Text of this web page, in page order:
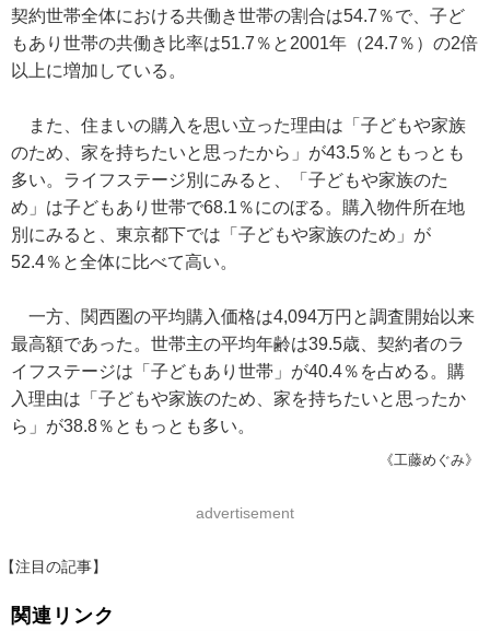
契約世帯全体における共働き世帯の割合は54.7％で、子ど
もあり世帯の共働き比率は51.7％と2001年（24.7％）の2倍
以上に増加している。
また、住まいの購入を思い立った理由は「子どもや家族
のため、家を持ちたいと思ったから」が43.5％ともっとも
多い。ライフステージ別にみると、「子どもや家族のた
め」は子どもあり世帯で68.1％にのぼる。購入物件所在地
別にみると、東京都下では「子どもや家族のため」が
52.4％と全体に比べて高い。
一方、関西圏の平均購入価格は4,094万円と調査開始以来
最高額であった。世帯主の平均年齢は39.5歳、契約者のラ
イフステージは「子どもあり世帯」が40.4％を占める。購
入理由は「子どもや家族のため、家を持ちたいと思ったか
ら」が38.8％ともっとも多い。
《工藤めぐみ》
advertisement
【注目の記事】
関連リンク